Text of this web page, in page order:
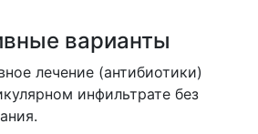
варианты
лечение (антибиотики)
инфильтрате без